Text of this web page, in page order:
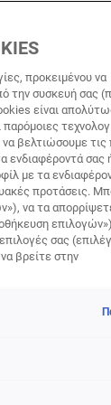
προκειμένου να
την συσκευή σας
είναι
βελτιώσουμε τις
ενδιαφέροντά σας
με τα
προτάσεις.
να τα
σας
βρείτε στην